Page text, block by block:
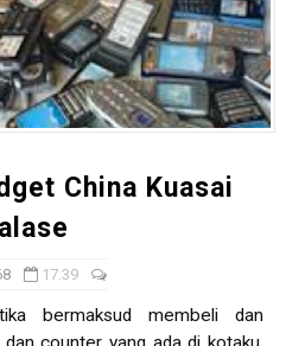
China Kuasai
17.39
bermaksud membeli dan